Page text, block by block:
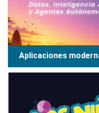
Aplicaciones